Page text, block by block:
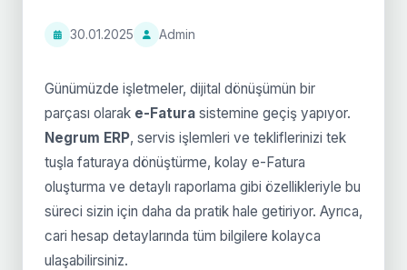
30.01.2025 Admin
Günümüzde işletmeler, dijital dönüşümün bir
parçası olarak e-Fatura sistemine geçiş yapıyor.
Negrum ERP, servis işlemleri ve tekliflerinizi tek
tuşla faturaya dönüştürme, kolay e-Fatura
oluşturma ve detaylı raporlama gibi özellikleriyle bu
süreci sizin için daha da pratik hale getiriyor. Ayrıca,
cari hesap detaylarında tüm bilgilere kolayca
ulaşabilirsiniz.